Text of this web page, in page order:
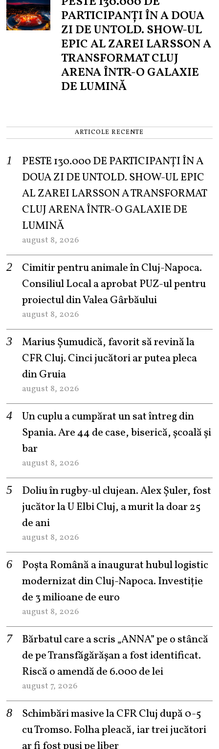
PARTICIPANȚI ÎN A DOUA
ZI DE UNTOLD. SHOW-UL
EPIC AL ZAREI LARSSON A
TRANSFORMAT CLUJ
ARENA ÎNTR-O GALAXIE
DE LUMINĂ
ARTICOLE RECENTE
PESTE 130.000 DE PARTICIPANȚI ÎN A
DOUA ZI DE UNTOLD. SHOW-UL EPIC
AL ZAREI LARSSON A TRANSFORMAT
CLUJ ARENA ÎNTR-O GALAXIE DE
LUMINĂ
august 8, 2026
Cimitir pentru animale în Cluj-Napoca.
Consiliul Local a aprobat PUZ-ul pentru
proiectul din Valea Gârbăului
august 8, 2026
Marius Șumudică, favorit să revină la
CFR Cluj. Cinci jucători ar putea pleca
din Gruia
august 8, 2026
Un cuplu a cumpărat un sat întreg din
Spania. Are 44 de case, biserică, școală și
bar
august 8, 2026
Doliu în rugby-ul clujean. Alex Șuler, fost
jucător la U Elbi Cluj, a murit la doar 25
de ani
august 8, 2026
Poșta Română a inaugurat hubul logistic
modernizat din Cluj-Napoca. Investiție
de 3 milioane de euro
august 8, 2026
Bărbatul care a scris „ANNA” pe o stâncă
de pe Transfăgărășan a fost identificat.
Riscă o amendă de 6.000 de lei
august 7, 2026
Schimbări masive la CFR Cluj după 0-5
cu Tromso. Folha pleacă, iar trei jucători